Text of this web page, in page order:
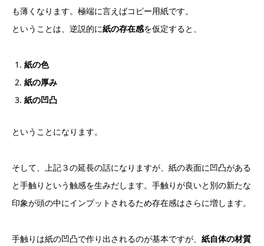
も薄くなります。極端に言えばコピー用紙です。
ということは、逆説的に紙の存在感を仮定すると、
紙の色
紙の厚み
紙の凹凸
ということになります。
そして、上記３の延長の話になりますが、紙の表面に凹凸がある
と手触りという触感を生みだします。手触りが良いと別の新たな
印象が頭の中にインプットされるため存在感はさらに増します。
手触りは紙の凹凸で作り出されるのが基本ですが、 紙自体の材質